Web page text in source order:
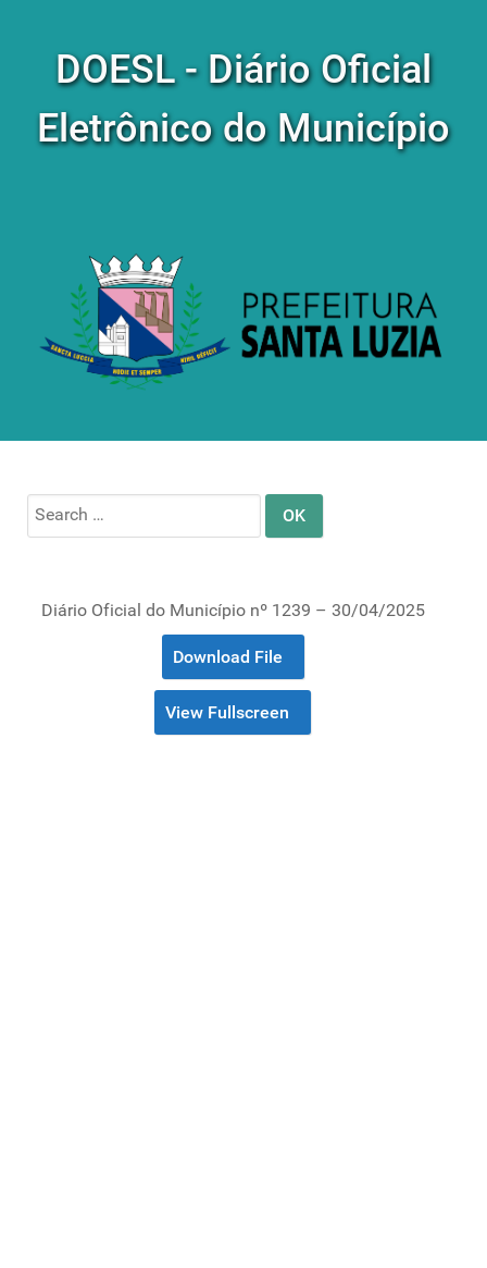
DOESL - Diário Oficial
Eletrônico do Município
Search
for:
Diário Oficial do Município nº 1239 – 30/04/2025
Download File
View Fullscreen